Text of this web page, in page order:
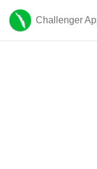
Challenger